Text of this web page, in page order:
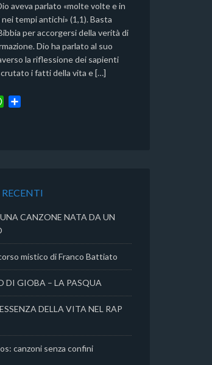
aveva parlato «molte volte e in
tempi antichi» (1,1). Basta
per accorgersi della verità di
Dio ha parlato al suo
la riflessione dei sapienti
i fatti della vita e […]
W
i
UNA CANZONE NATA DA UN
mistico di Franco Battiato
DI GIOBA – LA PASQUA
DELLA VITA NEL RAP
canzoni senza confini